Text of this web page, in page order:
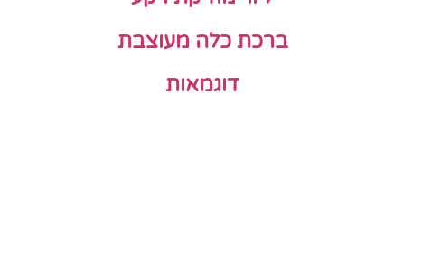
ברכת כלה מעוצבת
דוגמאות